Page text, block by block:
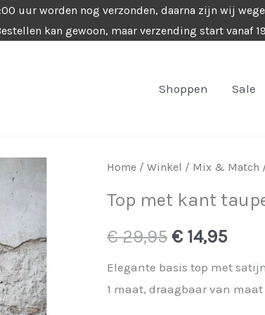
uur worden nog verzonden, daarna zijn wij
kan gewoon, maar verzending start vanaf
Shoppen Sale
Home / Winkel / Mix & Match
Top met kant taupe
€29,95
prijs
was:
€ 14,95
prijs
Elegante basis top met
1 maat, draagbaar van maat